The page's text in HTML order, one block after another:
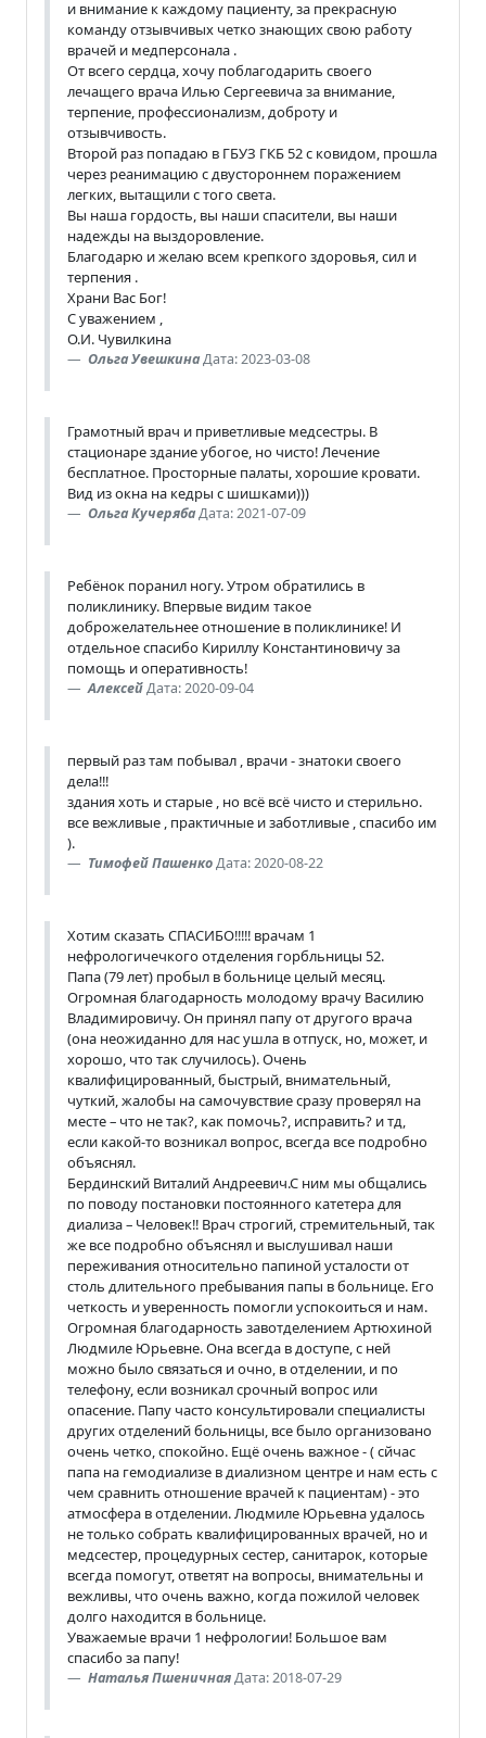
и внимание к каждому пациенту, за прекрасную
команду отзывчивых четко знающих свою работу
врачей и медперсонала .
От всего сердца, хочу поблагодарить своего
лечащего врача Илью Сергеевича за внимание,
терпение, профессионализм, доброту и
отзывчивость.
Второй раз попадаю в ГБУЗ ГКБ 52 с ковидом, прошла
через реанимацию с двустороннем поражением
легких, вытащили с того света.
Вы наша гордость, вы наши спасители, вы наши
надежды на выздоровление.
Благодарю и желаю всем крепкого здоровья, сил и
терпения .
Храни Вас Бог!
С уважением ,
О.И. Чувилкина
Ольга УвешкинаДата: 2023-03-08
Грамотный врач и приветливые медсестры. В
стационаре здание убогое, но чисто! Лечение
бесплатное. Просторные палаты, хорошие кровати.
Вид из окна на кедры с шишками)))
Ольга КучерябаДата: 2021-07-09
Ребёнок поранил ногу. Утром обратились в
поликлинику. Впервые видим такое
доброжелательнее отношение в поликлинике! И
отдельное спасибо Кириллу Константиновичу за
помощь и оперативность!
АлексейДата: 2020-09-04
первый раз там побывал , врачи - знатоки своего
дела!!!
здания хоть и старые , но всё всё чисто и стерильно.
все вежливые , практичные и заботливые , спасибо им
).
Тимофей ПашенкоДата: 2020-08-22
Хотим сказать СПАСИБО!!!!! врачам 1
нефрологичечкого отделения горбльницы 52.
Папа (79 лет) пробыл в больнице целый месяц.
Огромная благодарность молодому врачу Василию
Владимировичу. Он принял папу от другого врача
(она неожиданно для нас ушла в отпуск, но, может, и
хорошо, что так случилось). Очень
квалифицированный, быстрый, внимательный,
чуткий, жалобы на самочувствие сразу проверял на
месте – что не так?, как помочь?, исправить? и тд,
если какой-то возникал вопрос, всегда все подробно
объяснял.
Бердинский Виталий Андреевич.С ним мы общались
по поводу постановки постоянного катетера для
диализа – Человек!! Врач строгий, стремительный, так
же все подробно объяснял и выслушивал наши
переживания относительно папиной усталости от
столь длительного пребывания папы в больнице. Его
четкость и уверенность помогли успокоиться и нам.
Огромная благодарность завотделением Артюхиной
Людмиле Юрьевне. Она всегда в доступе, с ней
можно было связаться и очно, в отделении, и по
телефону, если возникал срочный вопрос или
опасение. Папу часто консультировали специалисты
других отделений больницы, все было организовано
очень четко, спокойно. Ещё очень важное - ( сйчас
папа на гемодиализе в диализном центре и нам есть с
чем сравнить отношение врачей к пациентам) - это
атмосфера в отделении. Людмиле Юрьевна удалось
не только собрать квалифицированных врачей, но и
медсестер, процедурных сестер, санитарок, которые
всегда помогут, ответят на вопросы, внимательны и
вежливы, что очень важно, когда пожилой человек
долго находится в больнице.
Уважаемые врачи 1 нефрологии! Большое вам
спасибо за папу!
Наталья ПшеничнаяДата: 2018-07-29